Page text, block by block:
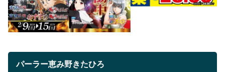
パーラー恵み野きたひろ